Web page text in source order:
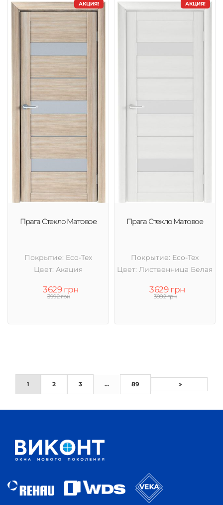
АКЦИЯ!
Прага Стекло Матовое
Покрытие: Eco-Tex
Цвет: Акация
3629 грн
3992 грн
АКЦИЯ!
Прага Стекло Матовое
Покрытие: Eco-Tex
Цвет: Лиственница Белая
3629 грн
3992 грн
1 2 3 ... 89